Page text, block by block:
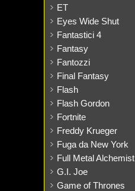
ET
Eyes Wide Shut
Fantastici 4
Fantasy
Fantozzi
Final Fantasy
Flash
Flash Gordon
Fortnite
Freddy Krueger
Fuga da New York
Full Metal Alchemist
G.I. Joe
Game of Thrones